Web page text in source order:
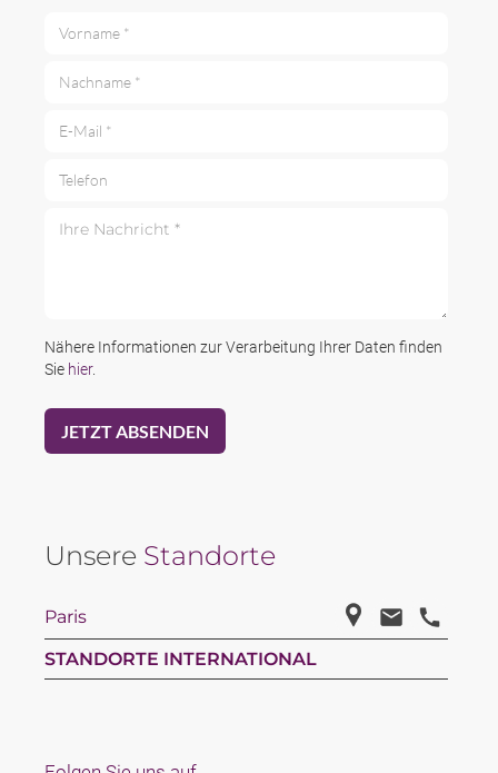
Nähere Informationen zur Verarbeitung Ihrer Daten finden
Sie hier.
Unsere Standorte
Paris
STANDORTE INTERNATIONAL